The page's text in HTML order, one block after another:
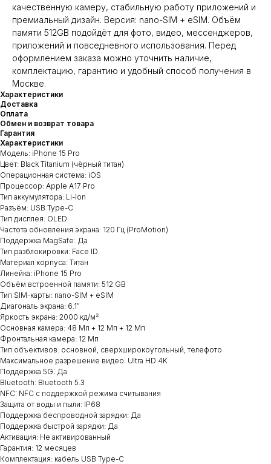
качественную камеру, стабильную работу приложений и
премиальный дизайн. Версия: nano-SIM + eSIM. Объём
памяти 512GB подойдёт для фото, видео, мессенджеров,
приложений и повседневного использования. Перед
оформлением заказа можно уточнить наличие,
комплектацию, гарантию и удобный способ получения в
Москве.
Характеристики
Доставка
Оплата
Обмен и возврат товара
Гарантия
Характеристики
Модель: iPhone 15 Pro
Цвет: Black Titanium (чёрный титан)
Операционная система: iOS
Процессор: Apple A17 Pro
Тип аккумулятора: Li-Ion
Разъём: USB Type-C
Тип дисплея: OLED
Частота обновления экрана: 120 Гц (ProMotion)
Поддержка MagSafe: Да
Тип разблокировки: Face ID
Материал корпуса: Титан
Линейка: iPhone 15 Pro
Объём встроенной памяти: 512 GB
Тип SIM-карты: nano-SIM + eSIM
Диагональ экрана: 6.1″
Яркость экрана: 2000 кд/м²
Основная камера: 48 Мп + 12 Мп + 12 Мп
Фронтальная камера: 12 Мп
Тип объективов: основной, сверхширокоугольный, телефото
Максимальное разрешение видео: Ultra HD 4K
Поддержка 5G: Да
Bluetooth: Bluetooth 5.3
NFC: NFC с поддержкой режима считывания
Защита от воды и пыли: IP68
Поддержка беспроводной зарядки: Да
Поддержка быстрой зарядки: Да
Активация: Не активированный
Гарантия: 12 месяцев
Комплектация: кабель USB Type-C